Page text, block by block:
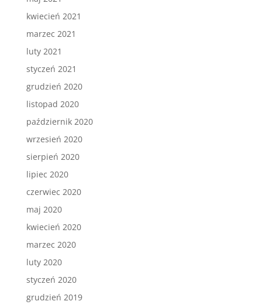
kwiecień 2021
marzec 2021
luty 2021
styczeń 2021
grudzień 2020
listopad 2020
październik 2020
wrzesień 2020
sierpień 2020
lipiec 2020
czerwiec 2020
maj 2020
kwiecień 2020
marzec 2020
luty 2020
styczeń 2020
grudzień 2019